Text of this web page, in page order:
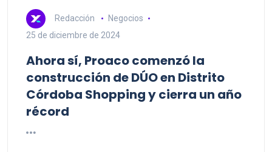
Redacción
Negocios
25 de diciembre de 2024
Ahora sí, Proaco comenzó la
construcción de DÚO en Distrito
Córdoba Shopping y cierra un año
récord